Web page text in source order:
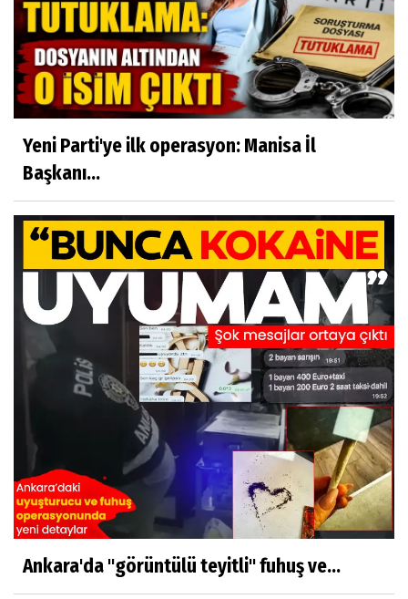
Yeni Parti'ye ilk operasyon: Manisa İl
Başkanı...
Ankara'da "görüntülü teyitli" fuhuş ve...